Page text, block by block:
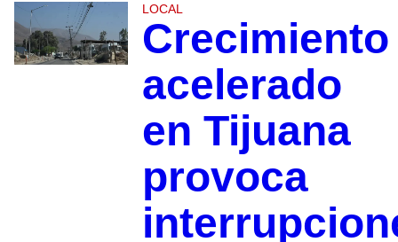
LOCAL
Crecimiento
acelerado
en Tijuana
provoca